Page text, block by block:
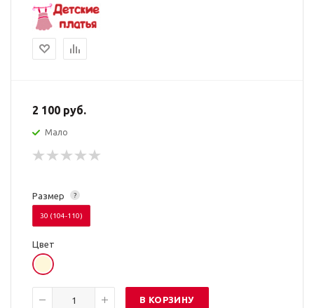
2 100 руб.
Мало
?
Размер
30 (104-110)
Цвет
В КОРЗИНУ